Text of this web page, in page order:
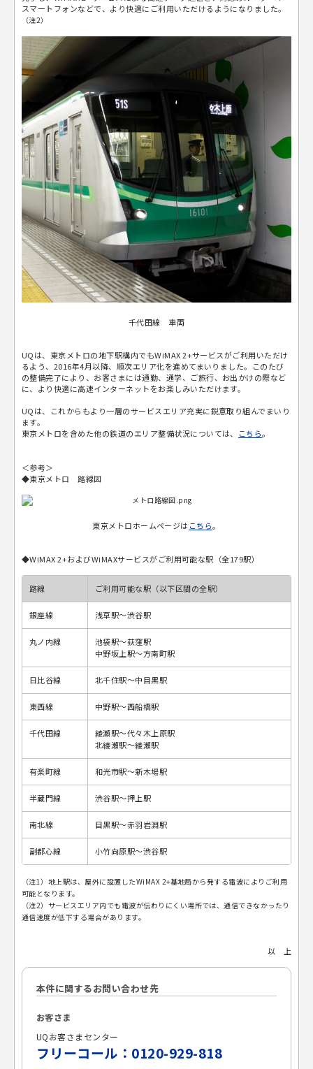
スマートフォンなどで、より快適にご利用いただけるようになりました。
（注2）
千代田線 車両
UQは、東京メトロの地下駅構内でもWiMAX 2+サービスがご利用いただけ
るよう、2016年4月以降、順次エリア化を進めてまいりました。このたび
の整備完了により、お客さまには通勤、通学、ご旅行、お出かけの際など
に、より快適に高速インターネットをお楽しみいただけます。
UQは、これからもより一層のサービスエリア充実に鋭意取り組んでまいり
ます。
東京メトロを含めた他の鉄道のエリア整備状況については、
こちら。
＜参考＞
◆東京メトロ 路線図
東京メトロホームページは こちら。
◆WiMAX 2+およびWiMAXサービスがご利用可能な駅（全179駅）
路線 ご利用可能な駅（以下区間の全駅）
銀座線 浅草駅～渋谷駅
丸ノ内線
池袋駅～荻窪駅
中野坂上駅～方南町駅
日比谷線 北千住駅～中目黒駅
東西線 中野駅～西船橋駅
千代田線
綾瀬駅～代々木上原駅
北綾瀬駅～綾瀬駅
有楽町線 和光市駅～新木場駅
半蔵門線 渋谷駅～押上駅
南北線 目黒駅～赤羽岩淵駅
副都心線 小竹向原駅～渋谷駅
（注1）地上駅は、屋外に設置したWiMAX 2+基地局から発する電波によりご利用
可能となります。
（注2）サービスエリア内でも電波が伝わりにくい場所では、通信できなかったり
通信速度が低下する場合があります。
以 上
本件に関するお問い合わせ先
お客さま
UQお客さまセンター
フリーコール：0120-929-818